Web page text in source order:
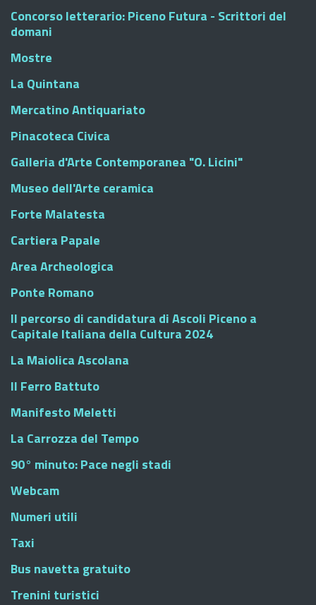
Concorso letterario: Piceno Futura - Scrittori del
domani
Mostre
La Quintana
Mercatino Antiquariato
Pinacoteca Civica
Galleria d'Arte Contemporanea "O. Licini"
Museo dell'Arte ceramica
Forte Malatesta
Cartiera Papale
Area Archeologica
Ponte Romano
Il percorso di candidatura di Ascoli Piceno a
Capitale Italiana della Cultura 2024
La Maiolica Ascolana
Il Ferro Battuto
Manifesto Meletti
La Carrozza del Tempo
90° minuto: Pace negli stadi
Webcam
Numeri utili
Taxi
Bus navetta gratuito
Trenini turistici